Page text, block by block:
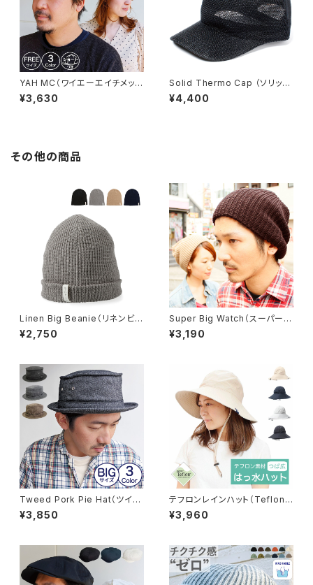
YAH MC（ワイエーエイチメッシ
ュキャップ）※オンライン限定【b
ch-h90357】
¥3,630
Solid Thermo Cap （ソリッド
サーモキャップ）【bca-e7003
2】
¥4,400
その他の商品
Linen Big Beanie（リネンビッ
グビーニー）【bcd-y01491】
¥2,750
Super Big Watch（スーパービ
ッグワッチ）【qcz-d2206】
¥3,190
Tweed Pork Pie Hat（ツイー
ドポークパイハット）※オンライ
ン限定【bcz-y0071】
¥3,850
テフロンレインハット（Teflon
Rain Hat）【hb-1626rk】
¥3,960